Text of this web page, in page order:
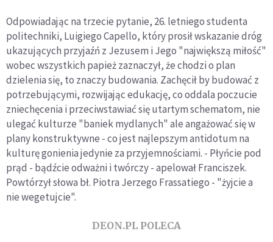
Odpowiadając na trzecie pytanie, 26. letniego studenta
politechniki, Luigiego Capello, który prosił wskazanie dróg
ukazujących przyjaźń z Jezusem i Jego "największą miłość"
wobec wszystkich papież zaznaczył, że chodzi o plan
dzielenia się, to znaczy budowania. Zachęcił by budować z
potrzebującymi, rozwijając edukację, co oddala poczucie
zniechęcenia i przeciwstawiać się utartym schematom, nie
ulegać kulturze "baniek mydlanych" ale angażować się w
plany konstruktywne - co jest najlepszym antidotum na
kulturę gonienia jedynie za przyjemnościami. - Płyńcie pod
prąd - bądźcie odważni i twórczy - apelował Franciszek.
Powtórzył słowa bł. Piotra Jerzego Frassatiego - "żyjcie a
nie wegetujcie".
DEON.PL POLECA